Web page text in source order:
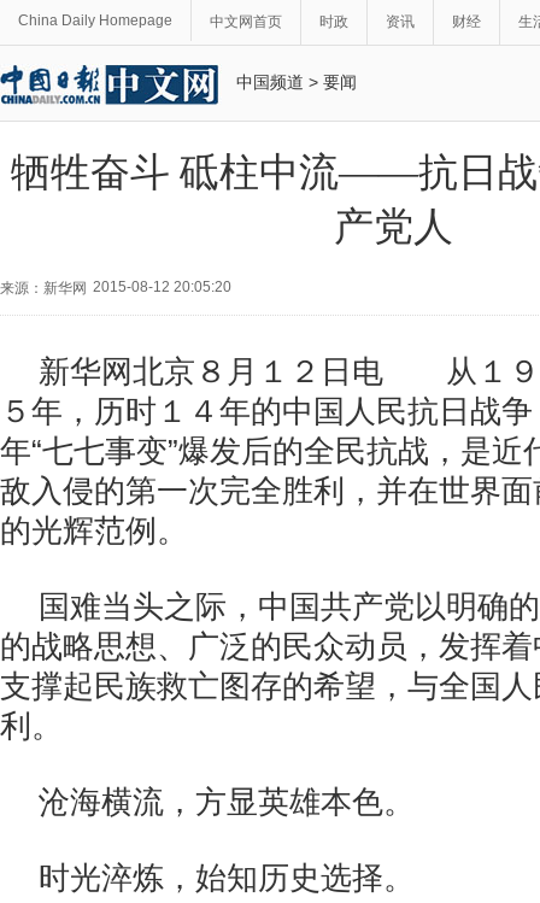
China Daily Homepage 中文网首页 时政 资讯 财经 生
中国频道 > 要闻
牺牲奋斗 砥柱中流——抗日
产党人
来源：新华网 2015-08-12 20:05:20
新华网北京８月１２日电 从１９
５年，历时１４年的中国人民抗日战
年“七七事变”爆发后的全民抗战，是近
敌入侵的第一次完全胜利，并在世界
的光辉范例。
国难当头之际，中国共产党以明确
的战略思想、广泛的民众动员，发挥
支撑起民族救亡图存的希望，与全国
利。
沧海横流，方显英雄本色。
时光淬炼，始知历史选择。